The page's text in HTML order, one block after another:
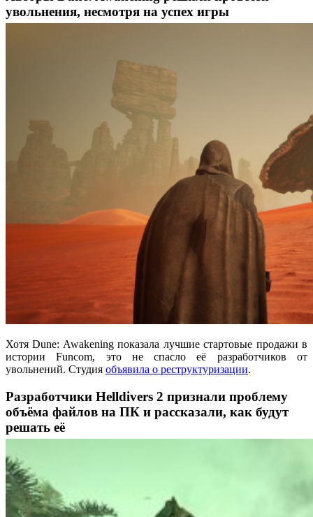
увольнения, несмотря на успех игры
Хотя Dune: Awakening показала лучшие стартовые продажи в
истории Funcom, это не спасло её разработчиков от
увольнений. Студия объявила о реструктуризации.
Разработчики Helldivers 2 признали проблему
объёма файлов на ПК и рассказали, как будут
решать её